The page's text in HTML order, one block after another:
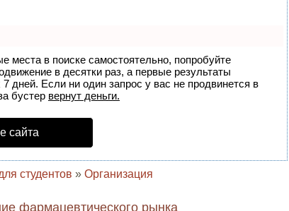
места в поиске самостоятельно, попробуйте
в десятки раз, а первые результаты
дней. Если ни один запрос у вас не продвинется в
бустер вернут деньги.
сайта
студентов » Организация
фармацевтического рынка